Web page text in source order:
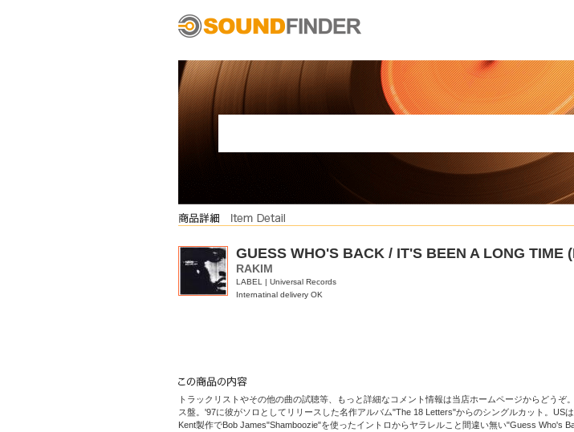
GUESS WHO'S BACK / IT'S BEEN A LONG TIME
RAKIM
LABEL | Universal Records
Internatinal delivery OK
トラックリストやその他の曲の試聴等、もっと詳細なコメント情報は当店ホームページからどうぞ
ス盤。'97に彼がソロとしてリリースした名作アルバム"The 18 Letters"からのシングルカット。US
Kent製作でBob James"Shamboozie"を使ったイントロからヤラレルこと間違い無い"Guess Who's